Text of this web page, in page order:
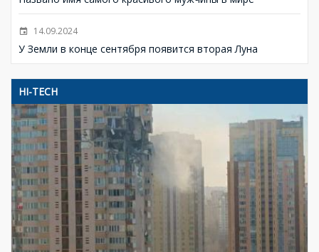
14.09.2024
У Земли в конце сентября появится вторая Луна
HI-TECH